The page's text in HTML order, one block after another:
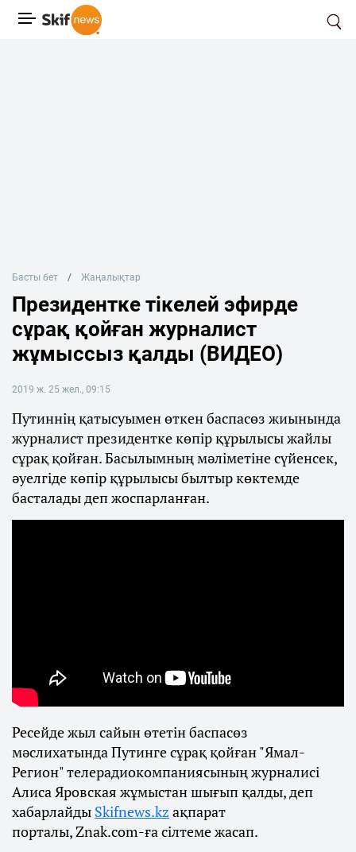
Басты бет Жаңалықтар
Президентке тікелей эфирде
сұрақ қойған журналист
жұмыссыз қалды (ВИДЕО)
2019 ж. 25 жел., 09:15
Путиннің қатысуымен өткен баспасөз жиынында
журналист президентке көпір құрылысы жайлы
сұрақ қойған. Басылымның мәліметіне сүйенсек,
әуелгіде көпір құрылысы былтыр көктемде
басталады деп жоспарланған.
Ресейде жыл сайын өтетін баспасөз
мәслихатында Путинге сұрақ қойған "Ямал-
Регион" телерадиокомпаниясының журналисі
Алиса Яровская жұмыстан шығып қалды, деп
хабарлайды Skifnews.kz ақпарат
порталы, Znak.com-ға сілтеме жасап.